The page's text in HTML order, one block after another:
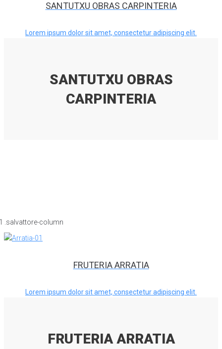
SANTUTXU OBRAS CARPINTERIA
Lorem ipsum dolor sit amet, consectetur adipiscing elit.
SANTUTXU OBRAS
CARPINTERIA
FRUTERIA ARRATIA
Lorem ipsum dolor sit amet, consectetur adipiscing elit.
FRUTERIA ARRATIA